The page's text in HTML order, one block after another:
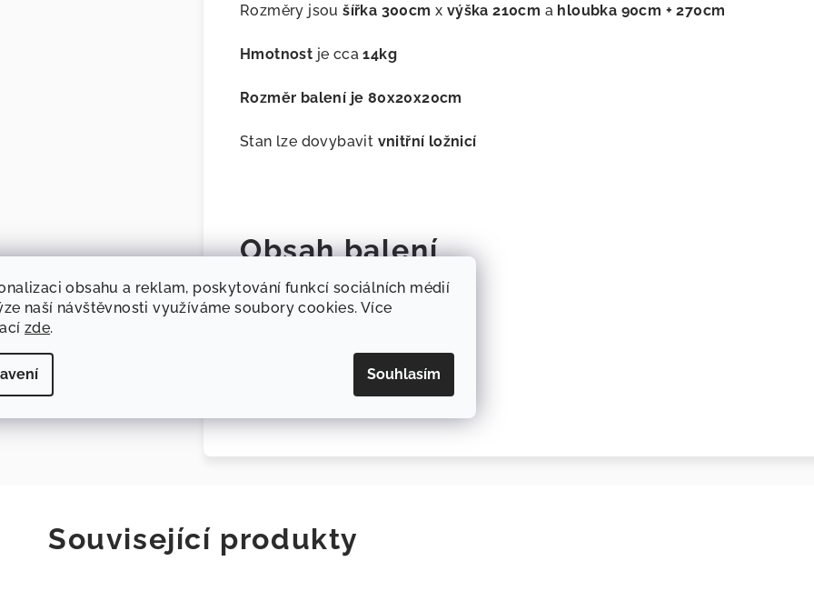
obsahu a reklam, poskytování funkcí sociálních médií
naší návštěvnosti využíváme soubory cookies. Více
zde.
Souhlasím
Rozměry jsou šířka 300cm x výška 210cm a hloubka 90cm + 270cm
Hmotnost je cca14kg
Rozměr balení je 80x20x20cm
Stan lze dovybavit vnitřní ložnicí
Obsah balení
stan
lana a kolíky
Související produkty